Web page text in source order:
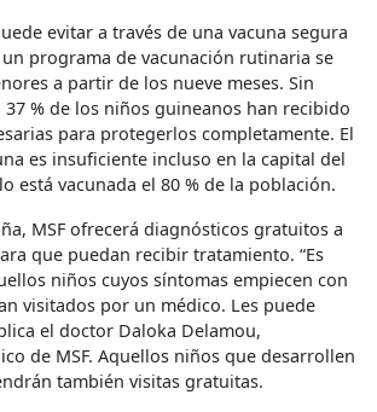
evitar a través de una vacuna segura
programa de vacunación rutinaria se
a partir de los nueve meses. Sin
% de los niños guineanos han recibido
para protegerlos completamente. El
es insuficiente incluso en la capital del
está vacunada el 80 % de la población.
MSF ofrecerá diagnósticos gratuitos a
que puedan recibir tratamiento. “Es
niños cuyos síntomas empiecen con
visitados por un médico. Les puede
el doctor Daloka Delamou,
de MSF. Aquellos niños que desarrollen
también visitas gratuitas.